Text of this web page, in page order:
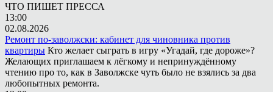
ЧТО ПИШЕТ ПРЕССА
13:00
02.08.2026
Ремонт по-заволжски: кабинет для чиновника против
квартиры Кто желает сыграть в игру «Угадай, где дороже»?
Желающих приглашаем к лёгкому и непринуждённому
чтению про то, как в Заволжске чуть было не взялись за два
любопытных ремонта.